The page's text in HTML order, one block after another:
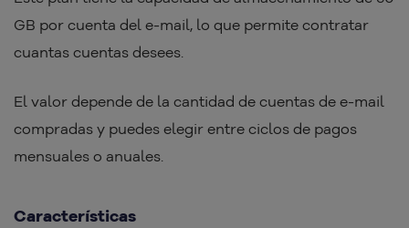
GB por cuenta del e-mail, lo que permite contratar
cuantas cuentas desees.
El valor depende de la cantidad de cuentas de e-mail
compradas y puedes elegir entre ciclos de pagos
mensuales o anuales.
Características